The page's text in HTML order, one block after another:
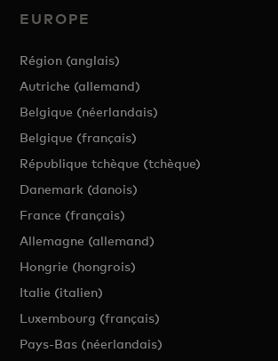
EUROPE
Région (anglais)
Autriche (allemand)
Belgique (néerlandais)
Belgique (français)
République tchèque (tchèque)
Danemark (danois)
France (français)
Allemagne (allemand)
Hongrie (hongrois)
Italie (italien)
Luxembourg (français)
Pays-Bas (néerlandais)